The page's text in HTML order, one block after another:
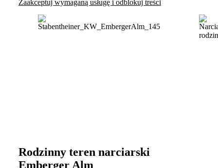
Zaakceptuj wymaganą usługę i odblokuj treści
Rodzinny teren narciarski
Emberger Alm